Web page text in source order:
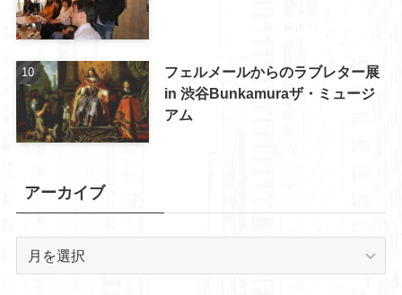
フェルメールからのラブレター展
in 渋谷Bunkamuraザ・ミュージ
アム
アーカイブ